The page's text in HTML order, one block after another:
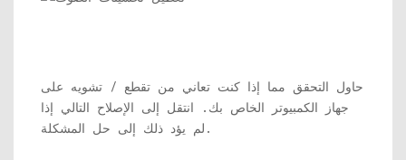
حاول التحقق مما إذا كنت تعاني من تقطع / تشويه على
جهاز الكمبيوتر الخاص بك. انتقل إلى الإصلاح التالي إذا
لم يؤد ذلك إلى حل المشكلة.